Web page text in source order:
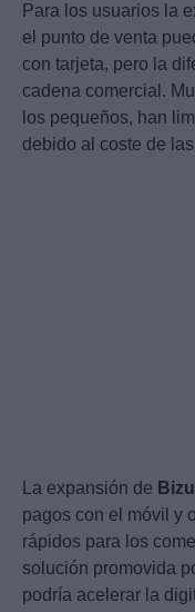
Para los usuarios la
el punto de venta
con tarjeta, pero la
cadena comercial.
los pequeños, han
debido al coste de
La expansión de
pagos con el móvil y
rápidos para los
solución promovida
podría acelerar la